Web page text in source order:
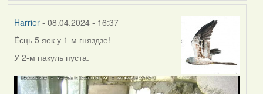
Harrier- 08.04.2024 - 16:37
Ёсць 5 яек у 1-м гняздзе!
У 2-м пакуль пуста.